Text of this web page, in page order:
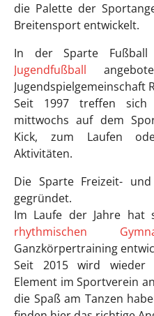
die Palette der
Breitensport entwickelt.
In der Sparte
Jugendfußball
Jugendspielgemeinschaft
Seit 1997 treffen
mittwochs auf dem
Kick, zum Laufen
Aktivitäten.
Die Sparte Freizeit-
gegründet.
Im Laufe der Jahre hat
rhythmischen
Ganzkörpertraining
Seit 2015 wird wieder
Element im Sportverein
die Spaß am Tanzen